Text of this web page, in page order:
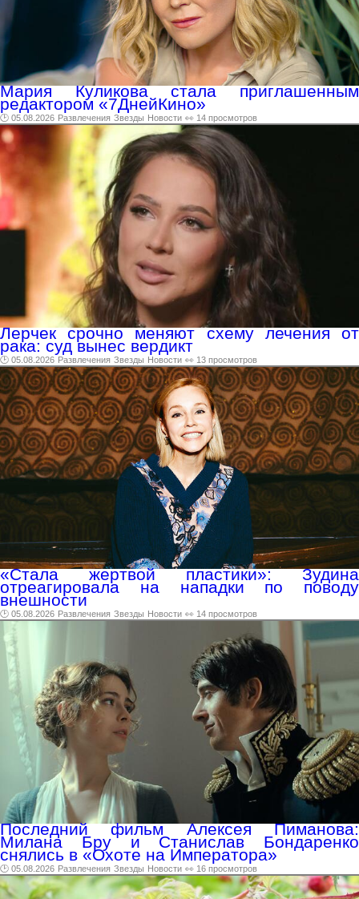
Мария Куликова стала приглашенным
редактором «7ДнейКино»
🕑 05.08.2026 Развлечения Звезды Новости 👀 14 просмотров
Лерчек срочно меняют схему лечения от
рака: суд вынес вердикт
🕑 05.08.2026 Развлечения Звезды Новости 👀 13 просмотров
«Стала жертвой пластики»: Зудина
отреагировала на нападки по поводу
внешности
🕑 05.08.2026 Развлечения Звезды Новости 👀 14 просмотров
Последний фильм Алексея Пиманова:
Милана Бру и Станислав Бондаренко
снялись в «Охоте на Императора»
🕑 05.08.2026 Развлечения Звезды Новости 👀 16 просмотров